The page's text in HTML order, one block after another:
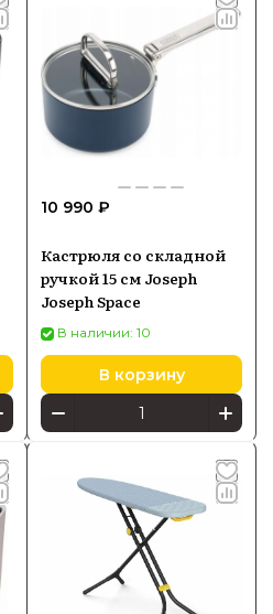
10 990 ₽
Кастрюля со складной
ручкой 15 см Joseph
Joseph Space
В наличии: 10
В корзину